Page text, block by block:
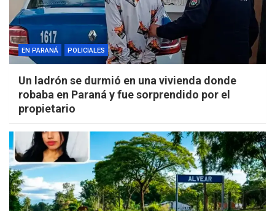
EN PARANÁ POLICIALES
Un ladrón se durmió en una vivienda donde
robaba en Paraná y fue sorprendido por el
propietario